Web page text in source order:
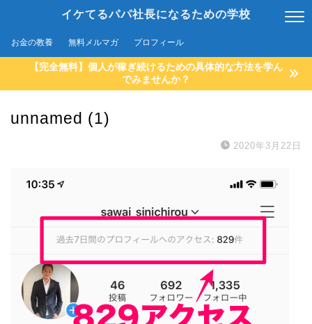
イケてるパパ社長になるための学校
お金の教養 無料メルマガ プロフィール
【完全無料】個人が稼ぎ続けるための具体的な方法を学ん
でみませんか？
unnamed (1)
2020年3月22日